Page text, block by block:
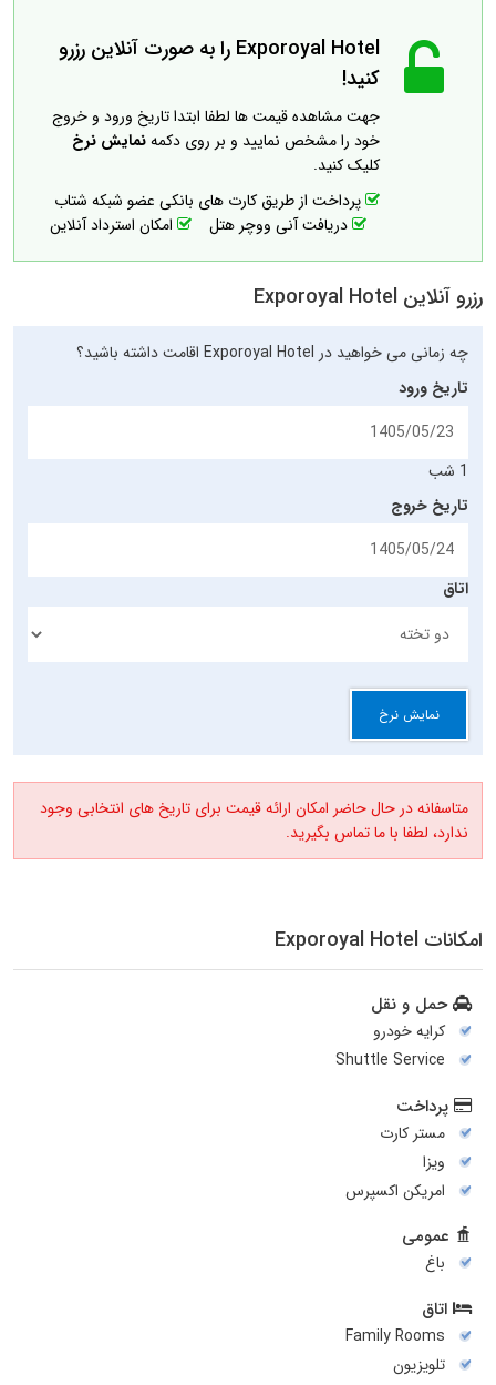
Exporoyal Hotel را به صورت آنلاین رزرو
کنید!
جهت مشاهده قیمت ها لطفا ابتدا تاریخ ورود و خروج
خود را مشخص نمایید و بر روی دکمهنمایش نرخ
کلیک کنید.
پرداخت از طریق کارت های بانکی عضو شبکه شتاب
دریافت آنی ووچر هتل
امکان استرداد آنلاین
رزرو آنلاین Exporoyal Hotel
چه زمانی می خواهید در Exporoyal Hotel اقامت داشته باشید؟
تاریخ ورود
1 شب
تاریخ خروج
اتاق
نمایش نرخ
متاسفانه در حال حاضر امکان ارائه قیمت برای تاریخ های انتخابی وجود
ندارد، لطفا با ما تماس بگیرید.
امکانات Exporoyal Hotel
حمل و نقل
کرایه خودرو
Shuttle Service
پرداخت
مستر کارت
ویزا
امریکن اکسپرس
عمومی
باغ
اتاق
Family Rooms
تلويزيون